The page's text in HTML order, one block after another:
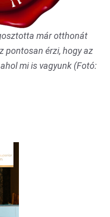
már otthonát
pontosan érzi, hogy az
mi is vagyunk (Fotó: